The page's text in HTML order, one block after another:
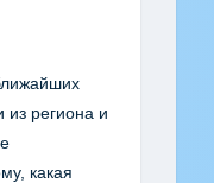
региона и
какая